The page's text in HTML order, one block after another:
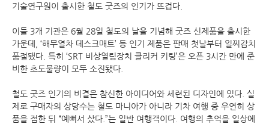
기술연구원이 출시한 철도 굿즈의 인기가 뜨겁다.
이들 3개 기관은 6월 28일 철도의 날을 기념해 굿즈 신제품을 출시한
가운데, ‘해무열차 데스크매트’ 등 인기 제품은 판매 첫날부터 일찌감치
품절됐다. 특히 ‘SRT 비상열림장치 클리커 키링’은 오픈 3시간 만에 준
비한 초도물량이 모두 소진됐다.
철도 굿즈 인기의 비결은 참신한 아이디어와 세련된 디자인에 있다. 실
제로 구매자의 상당수는 철도 마니아가 아니라 기차 여행 중 우연히 상
품을 접한 뒤 “예뻐서 샀다.”는 일반 여행객이다. 여행의 추억을 일상에